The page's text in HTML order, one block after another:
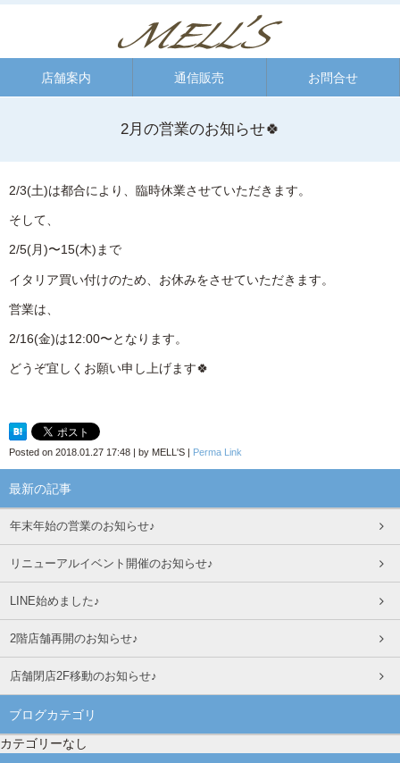
店舗案内 通信販売 お問合せ
2月の営業のお知らせ🍀
2/3(土)は都合により、臨時休業させていただきます。
そして、
2/5(月)〜15(木)まで
イタリア買い付けのため、お休みをさせていただきます。
営業は、
2/16(金)は12:00〜となります。
どうぞ宜しくお願い申し上げます🍀
Posted on 2018.01.27 17:48 | by MELL'S | Perma Link
最新の記事
年末年始の営業のお知らせ♪
リニューアルイベント開催のお知らせ♪
LINE始めました♪
2階店舗再開のお知らせ♪
店舗閉店2F移動のお知らせ♪
ブログカテゴリ
カテゴリーなし